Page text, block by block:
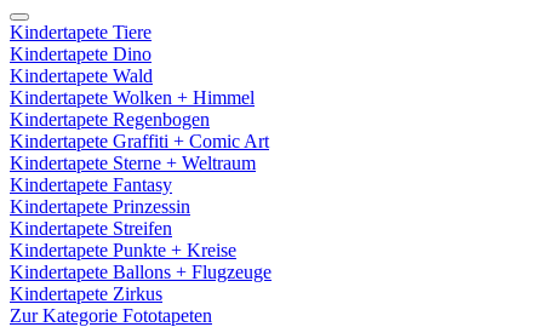
Kindertapete Tiere
Kindertapete Dino
Kindertapete Wald
Kindertapete Wolken + Himmel
Kindertapete Regenbogen
Kindertapete Graffiti + Comic Art
Kindertapete Sterne + Weltraum
Kindertapete Fantasy
Kindertapete Prinzessin
Kindertapete Streifen
Kindertapete Punkte + Kreise
Kindertapete Ballons + Flugzeuge
Kindertapete Zirkus
Zur Kategorie Fototapeten